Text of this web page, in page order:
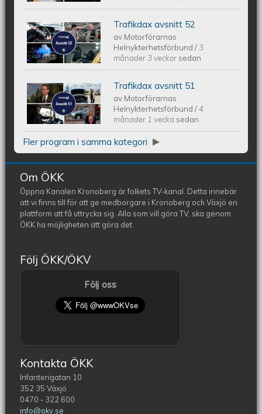
Trafikdax - Avsnitt 52
Trafikdax avsnitt 52
av Motorförarnas
Helnykterhetsförbund/3
månader 3 veckor sedan
Trafikdax - Avsnitt 51
Trafikdax avsnitt 51
av Motorförarnas
Helnykterhetsförbund/4
månader 1 vecka sedan
Fler program i samma kategori
Om ÖKK
Öppna Kanalen Kronoberg är folkets TV-kanal. Detta innebär
att vi finns till för att ge medborgare i Kronoberg och Växjö en
plattform att få uttrycka sig. Alla som vill göra TV, ska genom
ÖKK ha möjligheten att göra det.
Följ ÖKK/ÖKV
Följ oss
Kontakta ÖKK
Infanterigatan 10
352 35 Växjö
0470 - 322 600
info@okv.se